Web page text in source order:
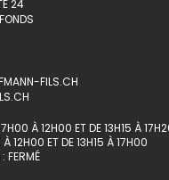
24
FILS.CH
À 12H00 ET DE 13H15 À
12H00 ET DE 13H15 À 17H00
FERMÉ